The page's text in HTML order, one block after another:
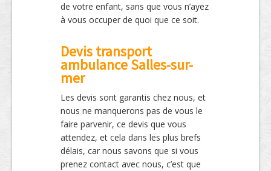
de votre enfant, sans que vous n’ayez
à vous occuper de quoi que ce soit.
Devis transport
ambulance Salles-sur-
mer
Les devis sont garantis chez nous, et
nous ne manquerons pas de vous le
faire parvenir, ce devis que vous
attendez, et cela dans les plus brefs
délais, car nous savons que si vous
prenez contact avec nous, c’est que